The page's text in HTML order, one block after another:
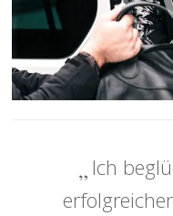
Ich